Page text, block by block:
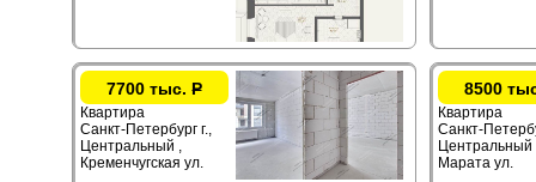
7700 тыс.Р
Квартира
Санкт-Петербург г.,
Центральный ,
Кременчугская ул.
8500
Квартира
Санкт-
Центральный
Марата ул.